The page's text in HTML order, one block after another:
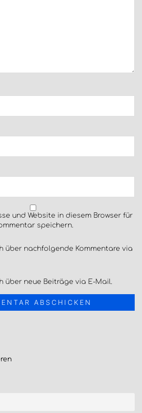
und Website in diesem Browser für
speichern.
über nachfolgende Kommentare via
über neue Beiträge via E-Mail.